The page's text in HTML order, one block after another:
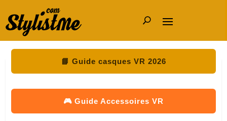
📘 Guide casques VR 2026
🎮 Guide Accessoires VR